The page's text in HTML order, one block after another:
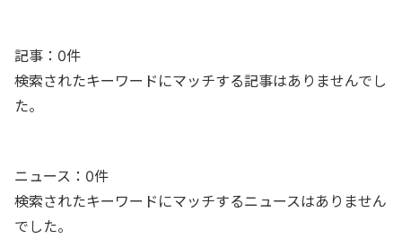
記事：0件
検索されたキーワードにマッチする記事はありませんでし
た。
ニュース：0件
検索されたキーワードにマッチするニュースはありません
でした。